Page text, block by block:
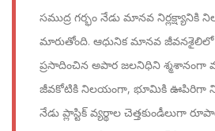
సముద్ర గర్భం నేడు మానవ నిర్లక్ష్యానికి
మారుతోంది. ఆధునిక మానవ జీవనశైలిలో
ప్రసాదించిన అపార జలనిధిని శ్మశానంగా
జీవకోటికి నిలయంగా, భూమికి ఊపిరిగా
నేడు ప్లాస్టిక్ వ్యర్థాల చెత్తకుండీలుగా